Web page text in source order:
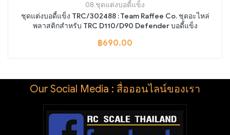
08.ชุดแต่งบอดี้แข็ง
ชุดแต่งบอดี้แข็ง TRC/302488 : Team Raffee Co. ชุดอะไหล่
พลาสติกสำหรับ TRC D110/D90 Defender บอดี้แข็ง
฿690.00
Our Social Media : สื่อออนไลน์ของเรา